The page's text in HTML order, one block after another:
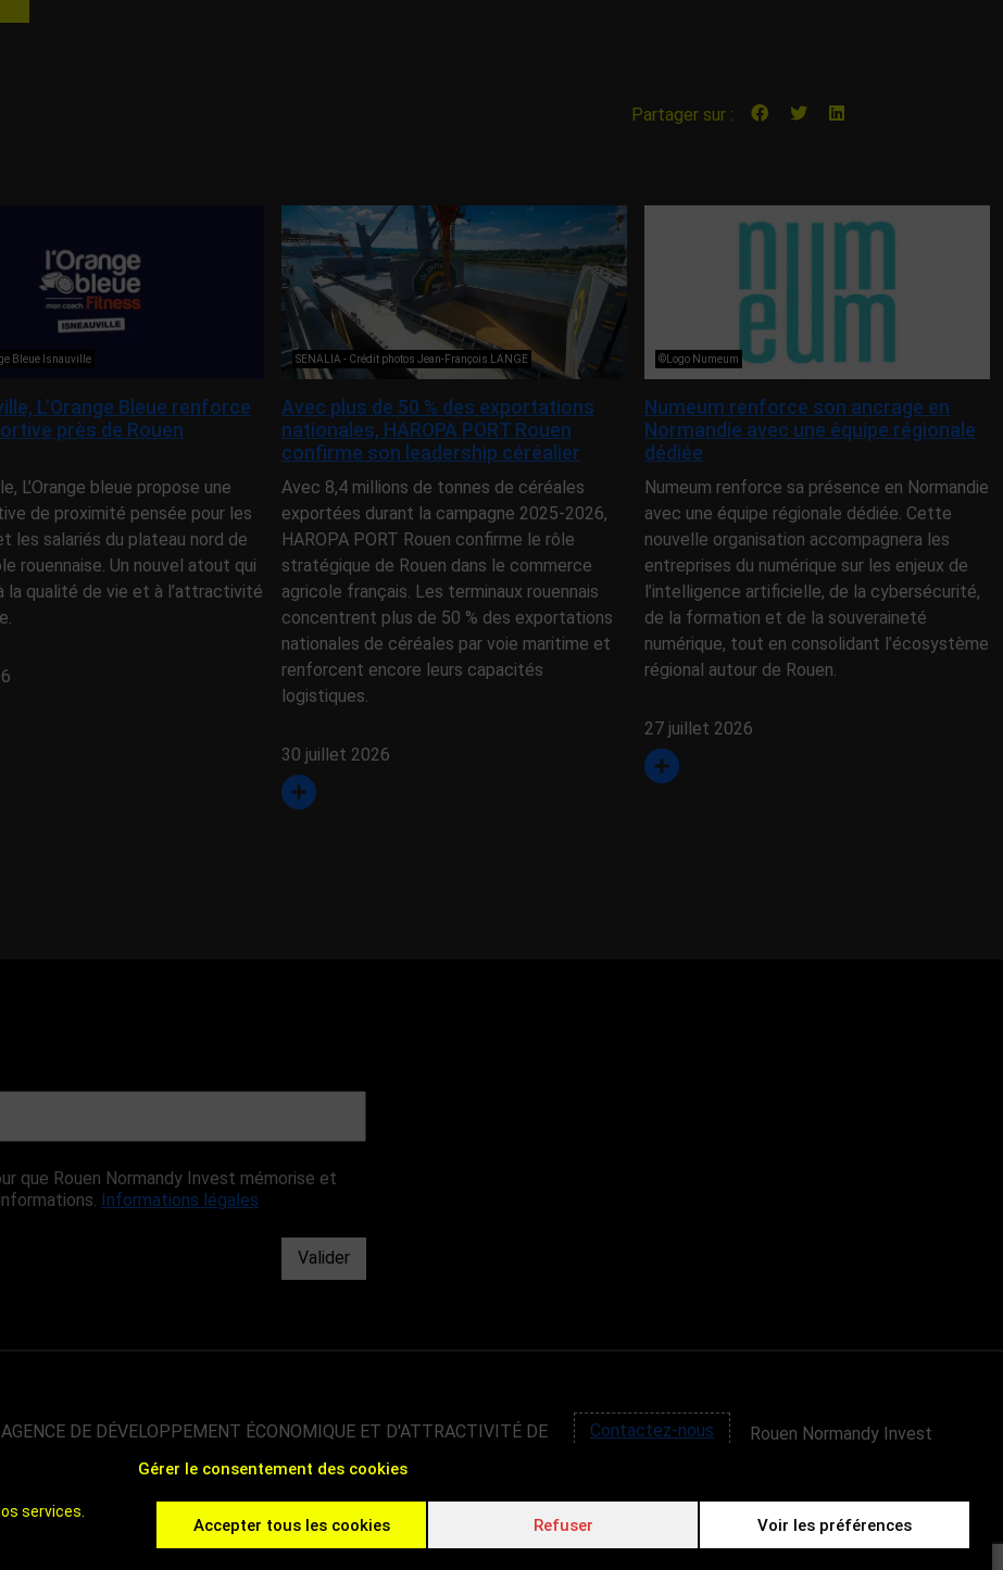
Gérer le consentement des cookies
services.
Accepter tous les cookies Refuser Voir les préférences
Partager sur :
Bleue Isnauville
L’Orange Bleue renforce
près de Rouen
L’Orange bleue propose une
de proximité pensée pour les
les salariés du plateau nord de
rouennaise. Un nouvel atout qui
la qualité de vie et à l’attractivité
SENALIA - Crédit photos Jean-François LANGE
Avec plus de 50 % des exportations
nationales, HAROPA PORT Rouen
confirme son leadership céréalier
Avec 8,4 millions de tonnes de céréales
exportées durant la campagne 2025-2026,
HAROPA PORT Rouen confirme le rôle
stratégique de Rouen dans le commerce
agricole français. Les terminaux rouennais
concentrent plus de 50 % des exportations
nationales de céréales par voie maritime et
renforcent encore leurs capacités
logistiques.
30 juillet 2026
©Logo Numeum
Numeum renforce son ancrage en
Normandie avec une équipe régionale
dédiée
Numeum renforce sa présence en Normandie
avec une équipe régionale dédiée. Cette
nouvelle organisation accompagnera les
entreprises du numérique sur les enjeux de
l’intelligence artificielle, de la cybersécurité,
de la formation et de la souveraineté
numérique, tout en consolidant l’écosystème
régional autour de Rouen.
27 juillet 2026
que Rouen Normandy Invest mémorise et
Informations légales
Valider
DE DÉVELOPPEMENT ÉCONOMIQUE ET D'ATTRACTIVITÉ DE
800 000 HABITANTS
C'EST ROUEN - INVEST IN ROUEN
Contactez-nous
Rouen Normandy Invest
30